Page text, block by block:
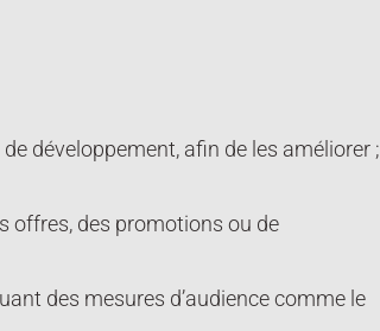
développement, afin de les améliorer ;
offres, des promotions ou de
des mesures d’audience comme le